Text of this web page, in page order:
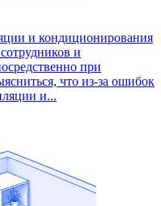
и кондиционирования
и
при
что из-за ошибок
и...